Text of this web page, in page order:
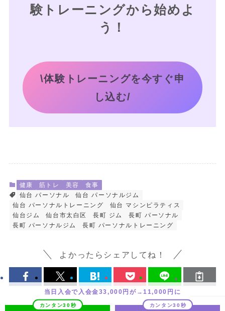
験トレーニングから始めよ
う！
\体験トレーニングを今すぐ申
し込む/
健康 筋トレ 美容
食事
仙台 パーソナル
仙台 パーソナルジム
仙台 パーソナルトレーニング
仙台 マシンピラティス
仙台ジム
仙台市太白区 長町 ジム
長町 パーソナル
長町 パーソナルジム
長町 パーソナルトレーニング
よかったらシェアしてね！
当日入会で入会金33,000円が→11,000円に